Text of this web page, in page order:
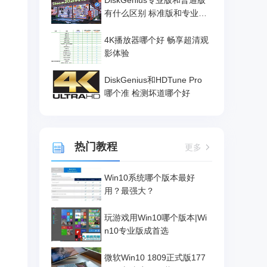
有什么区别 标准版和专业版
4K播放器哪个好 畅享超清观
影体验
DiskGenius和HDTune Pro
哪个准 检测坏道哪个好
热门教程 更多
Win10系统哪个版本最好
用？最强大？
玩游戏用Win10哪个版本|Wi
n10专业版成首选
微软Win10 1809正式版177